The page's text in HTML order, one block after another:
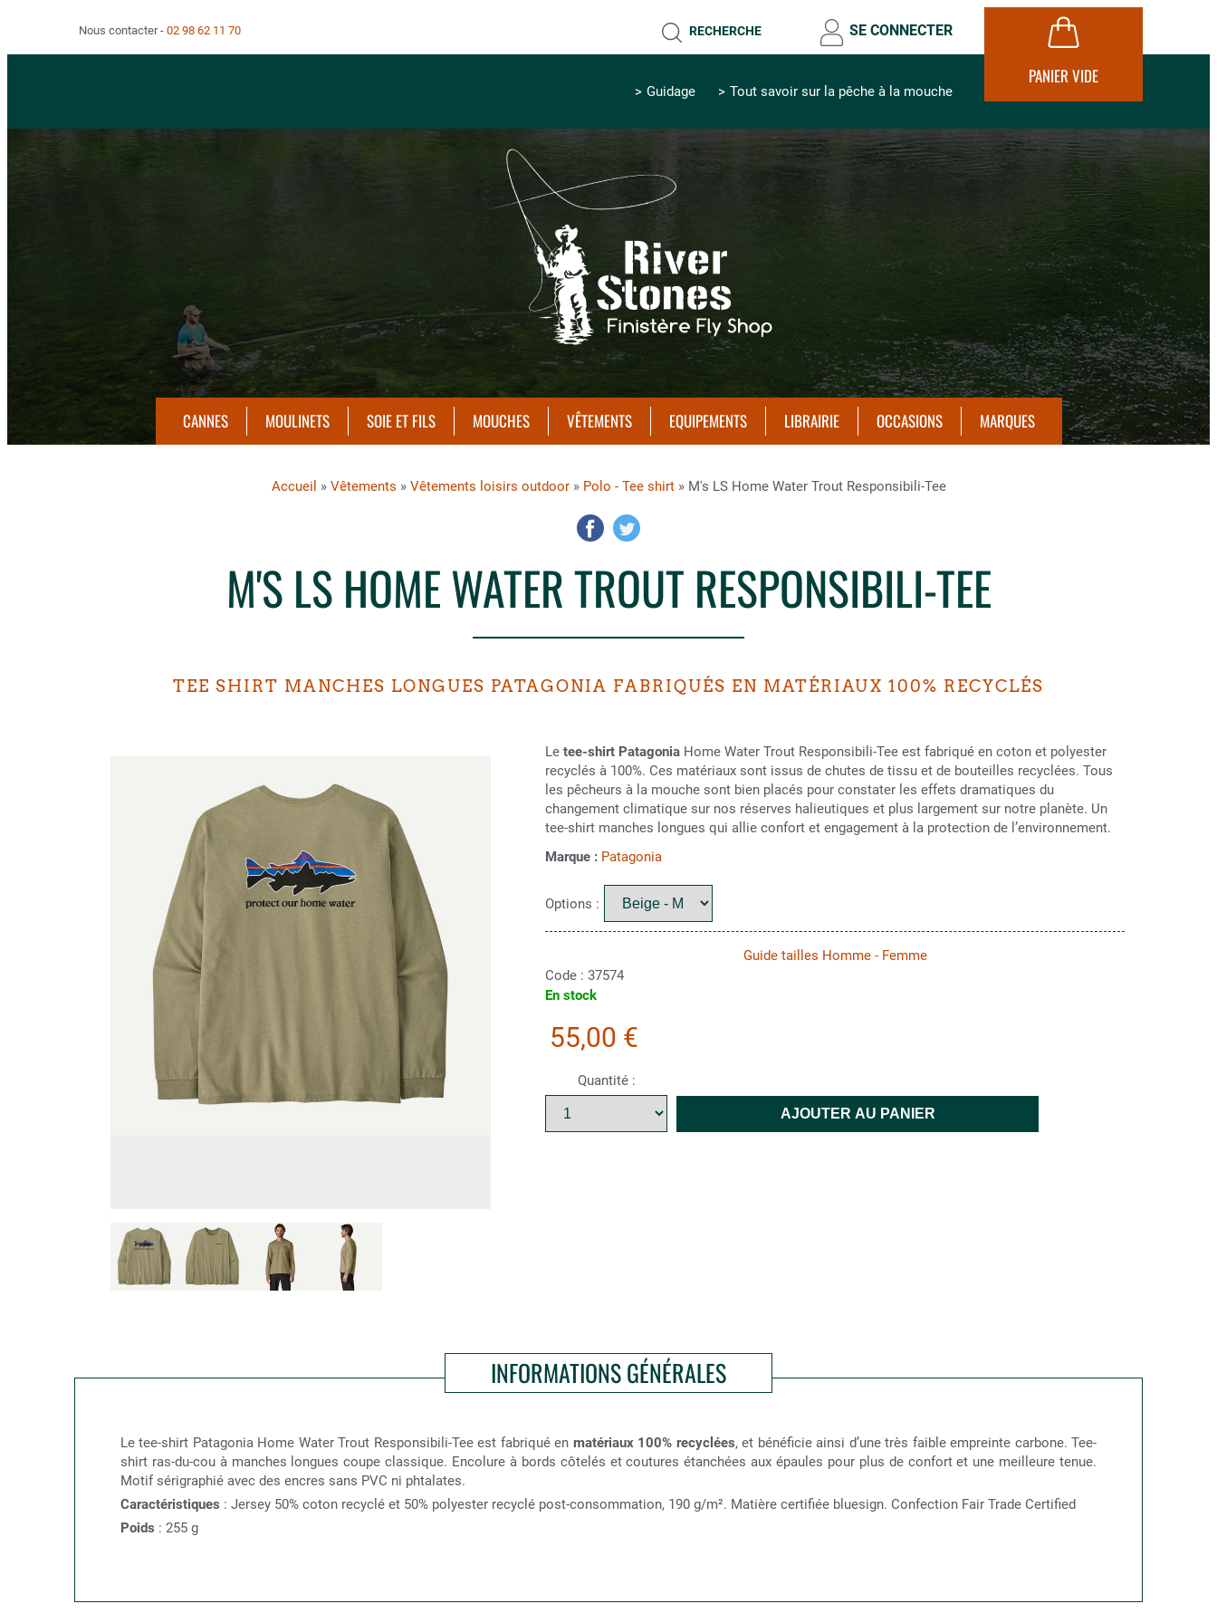
Nous contacter 02 98 62 11 70 RECHERCHE SE CONNECTER
PANIER VIDE
Guidage Tout savoir sur la pêche à la mouche
CANNES MOULINETS SOIE ET FILS MOUCHES VÊTEMENTS EQUIPEMENTS LIBRAIRIE OCCASIONS MARQUES
Accueil » Vêtements » Vêtements loisirs outdoor» Polo - Tee shirt» M's LS Home Water Trout Responsibili-Tee
M'S LS HOME WATER TROUT RESPONSIBILI-TEE
TEE SHIRT MANCHES LONGUES PATAGONIA FABRIQUÉS EN MATÉRIAUX 100% RECYCLÉS
Le tee-shirt Patagonia Home Water Trout Responsibili-Tee est fabriqué en coton et polyester
recyclés à 100%. Ces matériaux sont issus de chutes de tissu et de bouteilles recyclées. Tous
les pêcheurs à la mouche sont bien placés pour constater les effets dramatiques du
changement climatique sur nos réserves halieutiques et plus largement sur notre planète. Un
tee-shirt manches longues qui allie confort et engagement à la protection de l’environnement.
Marque : Patagonia
Options :
Guide tailles Homme - Femme
Code : 37574
En stock
55,00 €
Quantité :
INFORMATIONS GÉNÉRALES
Le tee-shirt Patagonia Home Water Trout Responsibili-Tee est fabriqué en matériaux 100% recyclées, et bénéficie ainsi d’une très faible empreinte carbone. Tee-
shirt ras-du-cou à manches longues coupe classique. Encolure à bords côtelés et coutures étanchées aux épaules pour plus de confort et une meilleure tenue.
Motif sérigraphié avec des encres sans PVC ni phtalates.
Caractéristiques : Jersey 50% coton recyclé et 50% polyester recyclé post-consommation, 190 g/m². Matière certifiée bluesign. Confection Fair Trade Certified
Poids : 255 g